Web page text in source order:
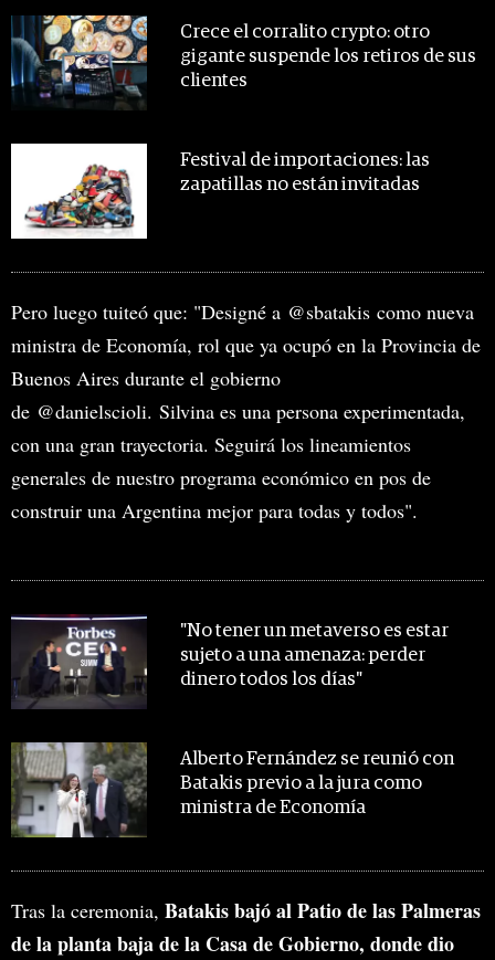
Crece el corralito crypto: otro
gigante suspende los retiros de sus
clientes
Festival de importaciones: las
zapatillas no están invitadas
Pero luego tuiteó que: "Designé a @sbatakis como nueva
ministra de Economía, rol que ya ocupó en la Provincia de
Buenos Aires durante el gobierno
de @danielscioli. Silvina es una persona experimentada,
con una gran trayectoria. Seguirá los lineamientos
generales de nuestro programa económico en pos de
construir una Argentina mejor para todas y todos".
"No tener un metaverso es estar
sujeto a una amenaza: perder
dinero todos los días"
Alberto Fernández se reunió con
Batakis previo a la jura como
ministra de Economía
Tras la ceremonia, Batakis bajó al Patio de las Palmeras
de la planta baja de la Casa de Gobierno, donde dio